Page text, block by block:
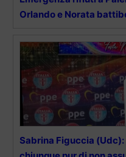
Orlando e Norata
Sabrina Figuccia